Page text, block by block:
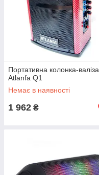
Портативна колонка-валіза
Atlanfa Q1
Немає в наявності
1 962 ₴